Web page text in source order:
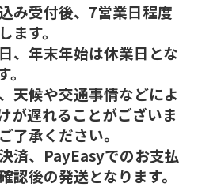
み受付後、7営業日程度
ます。
、年末年始は休業日とな
天候や交通事情などによ
が遅れることがございま
了承ください。
済、PayEasyでのお支払
認後の発送となります。